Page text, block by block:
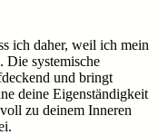
ich daher, weil ich mein
Die systemische
und bringt
deine Eigenständigkeit
zu deinem Inneren